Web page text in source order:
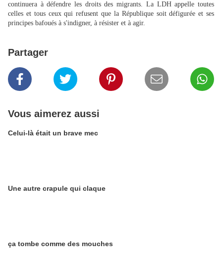
continuera à défendre les droits des migrants. La LDH appelle toutes
celles et tous ceux qui refusent que la République soit défigurée et ses
principes bafoués à s'indigner, à résister et à agir.
Partager
Vous aimerez aussi
Celui-là était un brave mec
Une autre crapule qui claque
ça tombe comme des mouches